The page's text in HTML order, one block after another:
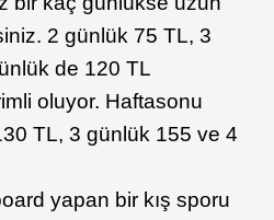
2 günlük 75 TL, 3
de 120 TL
oluyor. Haftasonu
TL, 3 günlük 155 ve 4
yapan bir kış sporu